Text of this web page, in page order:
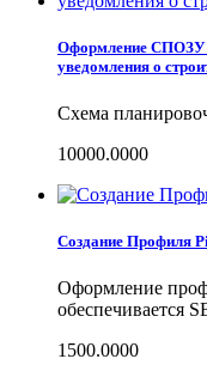
Оформление СПОЗУ
уведомления о
Схема
10000.0000
Создание Профиля
Оформление
обеспечивается
1500.0000